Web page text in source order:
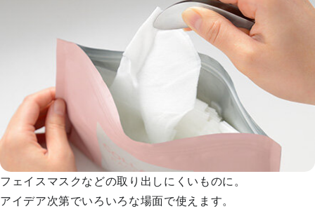
フェイスマスクなどの取り出しにくいものに。
アイデア次第でいろいろな場面で使えます。